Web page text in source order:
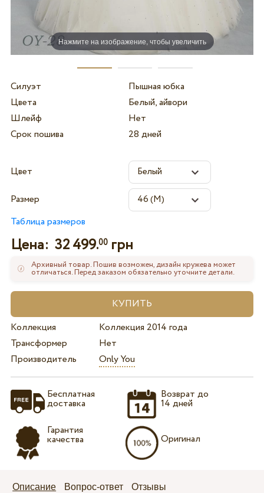
Нажмите на изображение, чтобы увеличить
Силуэт
Пышная юбка
Цвета
Белый, айвори
Шлейф
Нет
Срок пошива
28 дней
Цвет
Размер
Таблица размеров
Цена: 32 499.00грн
Архивный товар. Пошив возможен, дизайн кружева может
отличаться. Перед заказом обязательно уточните детали.
Коллекция
Коллекция 2014 года
Трансформер
Нет
Производитель
Only You
Бесплатная
доставка
Гарантия
качества
Возврат до
14 дней
Оригинал
Описание Вопрос-ответ Отзывы